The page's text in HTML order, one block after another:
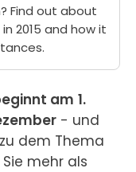
Find out about
2015 and how it
am 1.
- und
dem Thema